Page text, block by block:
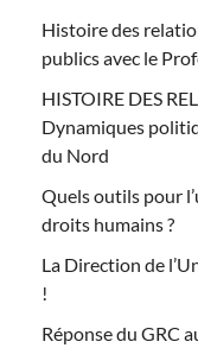
Histoire des
publics avec le
HISTOIRE DES
Dynamiques
du Nord
Quels outils pour
droits humains ?
La Direction de
!
Réponse du GRC